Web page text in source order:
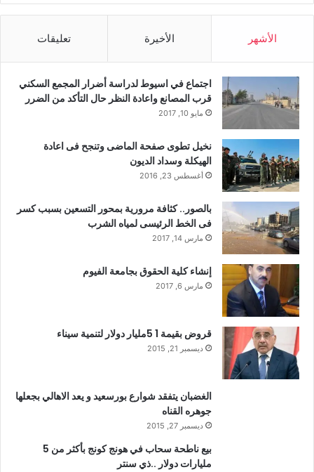
الأشهر الأخيرة تعليقات
اجتماع في اسيوط لدراسة أضرار المجمع السكني
قرب المصانع واعادة النظر حال التأكد من الضرر
مايو 10, 2017
نخيل تطوى صفحة الماضى وتنجح فى اعادة
الهيكلة وسداد الديون
أغسطس 23, 2016
بالصور.. كثافة مرورية بمحور التسعين بسبب كسر
فى الخط الرئيسى لمياه الشرب
مارس 14, 2017
إنشاء كلية الحقوق بجامعة الفيوم
مارس 6, 2017
قروض بقيمة 1 5مليار دولار لتنمية سيناء
ديسمبر 21, 2015
الغضبان يتفقد شوارع بورسعيد و يعد الاهالي بجعلها
جوهره القناه
ديسمبر 27, 2015
بيع ناطحة سحاب في هونج كونج بأكثر من 5
مليارات دولار ..ذي سنتر